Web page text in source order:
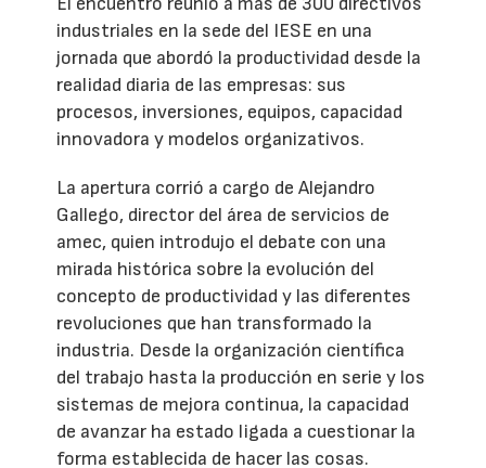
industriales en la sede del IESE en una
jornada que abordó la productividad desde la
realidad diaria de las empresas: sus
procesos, inversiones, equipos, capacidad
innovadora y modelos organizativos.
La apertura corrió a cargo de Alejandro
Gallego, director del área de servicios de
amec, quien introdujo el debate con una
mirada histórica sobre la evolución del
concepto de productividad y las diferentes
revoluciones que han transformado la
industria. Desde la organización científica
del trabajo hasta la producción en serie y los
sistemas de mejora continua, la capacidad
de avanzar ha estado ligada a cuestionar la
forma establecida de hacer las cosas.